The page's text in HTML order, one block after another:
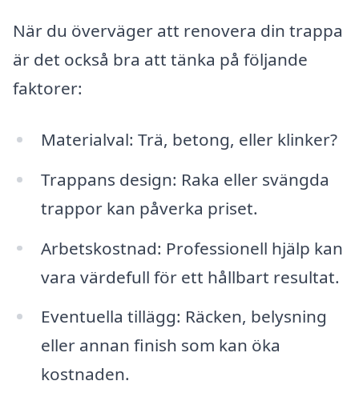
När du överväger att renovera din trappa
är det också bra att tänka på följande
faktorer:
Materialval: Trä, betong, eller klinker?
Trappans design: Raka eller svängda
trappor kan påverka priset.
Arbetskostnad: Professionell hjälp kan
vara värdefull för ett hållbart resultat.
Eventuella tillägg: Räcken, belysning
eller annan finish som kan öka
kostnaden.